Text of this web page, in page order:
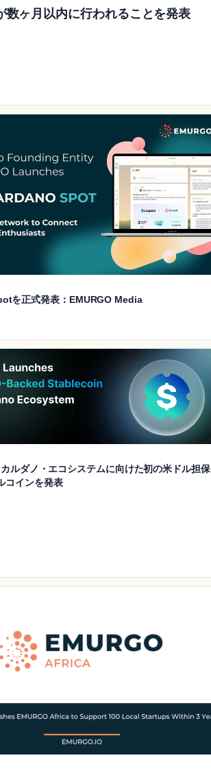
ヶ月以内に行われることを発表
を正式発表：EMURGO Media
ルダノ・エコシステムに向けた初の米ドル担保
コインを発表